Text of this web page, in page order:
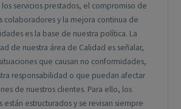
servicios prestados, el compromiso de
colaboradores y la mejora continua de
es la base de nuestra política. La
de nuestra área de Calidad es señalar,
que causan no conformidades,
responsabilidad o que puedan afectar
de nuestros clientes. Para ello, los
estructurados y se revisan siempre